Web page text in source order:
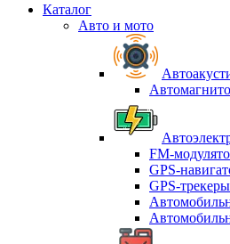
Каталог
Авто и мото
FM-
GPS-
GPS-трекеры